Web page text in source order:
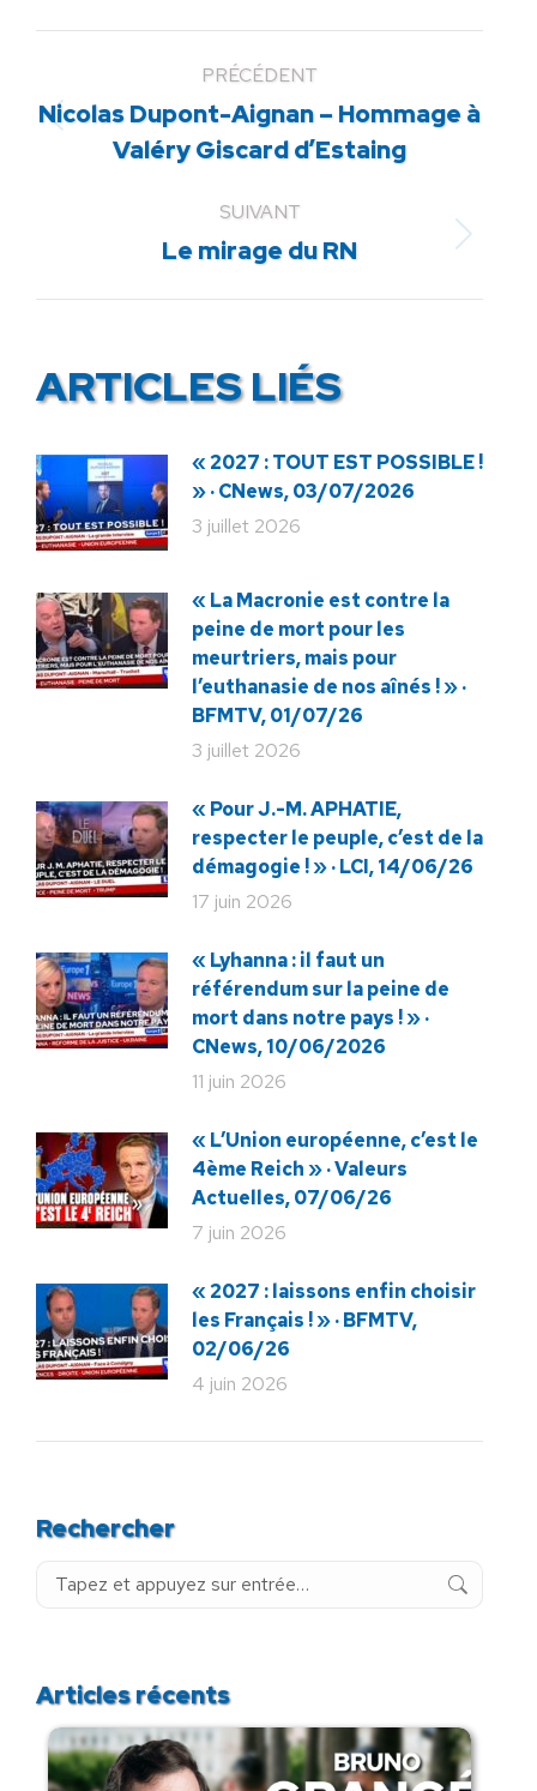
PRÉCÉDENT
Article
précédent
Nicolas Dupont-Aignan – Hommage à
Valéry Giscard d’Estaing
SUIVANT
Article
:
Le mirage du RN
ARTICLES LIÉS
« 2027 : TOUT EST POSSIBLE !
» · CNews, 03/07/2026
3 juillet 2026
« La Macronie est contre la
peine de mort pour les
meurtriers, mais pour
l’euthanasie de nos aînés ! » ·
BFMTV, 01/07/26
3 juillet 2026
« Pour J.-M. APHATIE,
respecter le peuple, c’est de la
démagogie ! » · LCI, 14/06/26
17 juin 2026
« Lyhanna : il faut un
référendum sur la peine de
mort dans notre pays ! » ·
CNews, 10/06/2026
11 juin 2026
« L’Union européenne, c’est le
4ème Reich » · Valeurs
Actuelles, 07/06/26
7 juin 2026
« 2027 : laissons enfin choisir
les Français ! » · BFMTV,
02/06/26
4 juin 2026
Rechercher
Recherche
Articles récents